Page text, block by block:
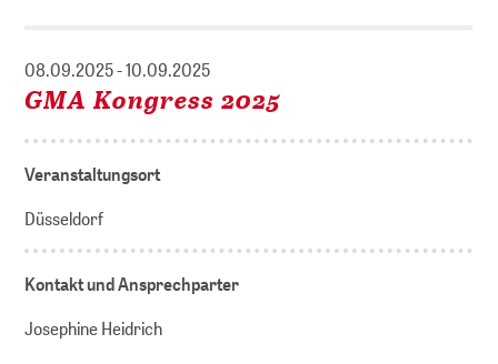
08.09.2025 - 10.09.2025
GMA Kongress 2025
Veranstaltungsort
Düsseldorf
Kontakt und Ansprechparter
Josephine Heidrich